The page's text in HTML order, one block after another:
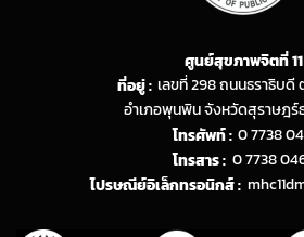
ศูนย์สุขภาพจิตที่ 11
ที่อยู่ : เลขที่ 298 ถนนธราธิบดี
อำเภอพุนพิน จังหวัดสุราษฎร์
โทรศัพท์ : 0 7738
โทรสาร : 0 7738
ไปรษณีย์อิเล็กทรอนิกส์ :